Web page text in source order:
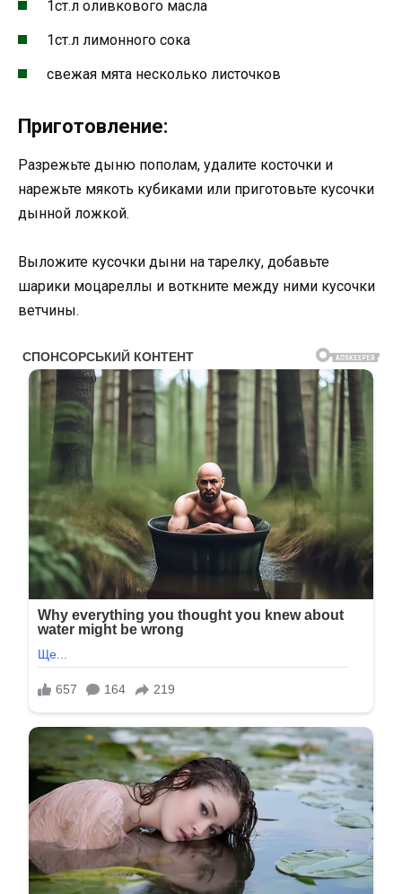
1ст.л оливкового масла
1ст.л лимонного сока
свежая мята несколько листочков
Приготовление:
Разрежьте дыню пополам, удалите косточки и
нарежьте мякоть кубиками или приготовьте кусочки
дынной ложкой.
Выложите кусочки дыни на тарелку, добавьте
шарики моцареллы и воткните между ними кусочки
ветчины.